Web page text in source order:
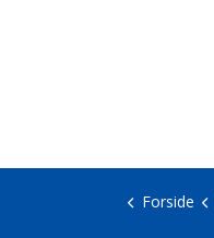
Forside